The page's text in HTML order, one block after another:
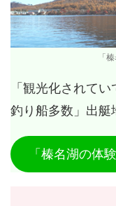
「
「観光化されて
釣り船多数」出艇
「榛名湖の体